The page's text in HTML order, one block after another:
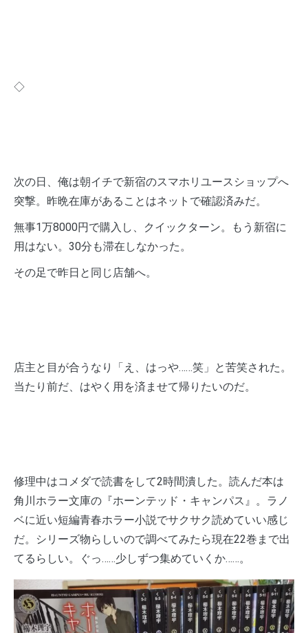
◇
次の日、俺は朝イチで新宿のスマホリユースショップへ
突撃。昨晩在庫があることはネットで確認済みだ。
無事1万8000円で購入し、クイックターン。もう新宿に
用はない。30分も滞在しなかった。
その足で昨日と同じ店舗へ。
店主と目が合うなり「え、はっや……笑」と苦笑された。
当たり前だ、はやく用を済ませて帰りたいのだ。
修理中はコメダで読書をして2時間潰した。読んだ本は
角川ホラー文庫の『ホーンテッド・キャンパス』。ラノ
ベに近い短編青春ホラー小説でサクサク読めていい感じ
だ。シリーズ物らしいので調べてみたら現在22巻まで出
てるらしい。ぐっ……少しずつ集めていくか……。